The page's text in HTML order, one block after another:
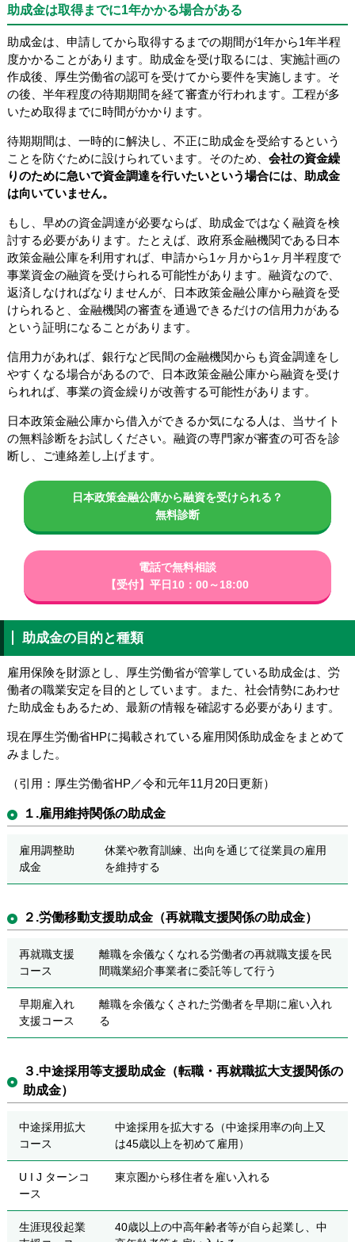
助成金は取得までに1年かかる場合がある
助成金は、申請してから取得するまでの期間が1年から1年半程
度かかることがあります。助成金を受け取るには、実施計画の
作成後、厚生労働省の認可を受けてから要件を実施します。そ
の後、半年程度の待期期間を経て審査が行われます。工程が多
いため取得までに時間がかかります。
待期期間は、一時的に解決し、不正に助成金を受給するという
ことを防ぐために設けられています。そのため、 会社の資金繰
りのために急いで資金調達を行いたいという場合には、助成金
は向いていません。
もし、早めの資金調達が必要ならば、助成金ではなく融資を検
討する必要があります。たとえば、政府系金融機関である日本
政策金融公庫を利用すれば、申請から1ヶ月から1ヶ月半程度で
事業資金の融資を受けられる可能性があります。融資なので、
返済しなければなりませんが、日本政策金融公庫から融資を受
けられると、金融機関の審査を通過できるだけの信用力がある
という証明になることがあります。
信用力があれば、銀行など民間の金融機関からも資金調達をし
やすくなる場合があるので、日本政策金融公庫から融資を受け
られれば、事業の資金繰りが改善する可能性があります。
日本政策金融公庫から借入ができるか気になる人は、当サイト
の無料診断をお試しください。融資の専門家が審査の可否を診
断し、ご連絡差し上げます。
日本政策金融公庫から融資を受けられる？
無料診断
電話で無料相談
【受付】平日10：00～18:00
助成金の目的と種類
雇用保険を財源とし、厚生労働省が管掌している助成金は、労
働者の職業安定を目的としています。また、社会情勢にあわせ
た助成金もあるため、最新の情報を確認する必要があります。
現在厚生労働省HPに掲載されている雇用関係助成金をまとめて
みました。
（引用：厚生労働省HP／令和元年11月20日更新）
１.雇用維持関係の助成金
雇用調整助
成金
休業や教育訓練、出向を通じて従業員の雇用
を維持する
２.労働移動支援助成金（再就職支援関係の助成金）
再就職支援
コース
離職を余儀なくなれる労働者の再就職支援を民
間職業紹介事業者に委託等して行う
早期雇入れ
支援コース
離職を余儀なくされた労働者を早期に雇い入れ
る
３.中途採用等支援助成金（転職・再就職拡大支援関係の
助成金）
中途採用拡大
コース
中途採用を拡大する（中途採用率の向上又
は45歳以上を初めて雇用）
U I J ターンコ
ース
東京圏から移住者を雇い入れる
生涯現役起業
40歳以上の中高年齢者等が自ら起業し、中